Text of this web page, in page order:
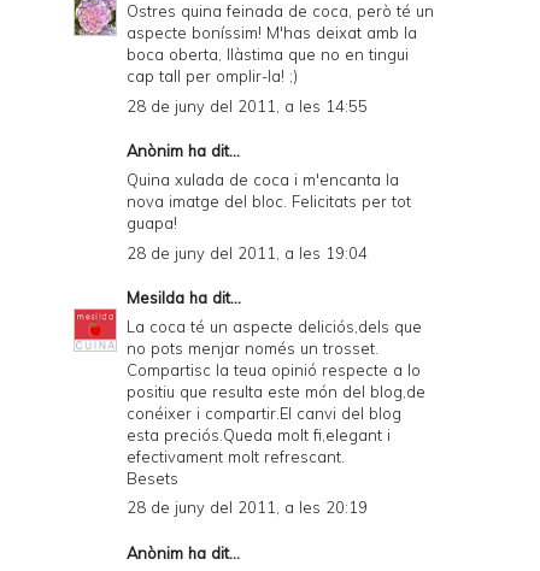
Ostres quina feinada de coca, però té un
aspecte boníssim! M'has deixat amb la
boca oberta, llàstima que no en tingui
cap tall per omplir-la! ;)
28 de juny del 2011, a les 14:55
Anònim ha dit...
Quina xulada de coca i m'encanta la
nova imatge del bloc. Felicitats per tot
guapa!
28 de juny del 2011, a les 19:04
Mesilda ha dit...
La coca té un aspecte deliciós,dels que
no pots menjar només un trosset.
Compartisc la teua opinió respecte a lo
positiu que resulta este món del blog,de
conéixer i compartir.El canvi del blog
esta preciós.Queda molt fi,elegant i
efectivament molt refrescant.
Besets
28 de juny del 2011, a les 20:19
Anònim ha dit...